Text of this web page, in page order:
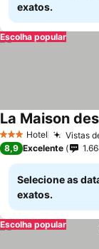
exatos.
Escolha popular
3 EstrelasHotel Vistas
La Maison
8,9 Excelente
Selecione as
exatos.
Escolha popular